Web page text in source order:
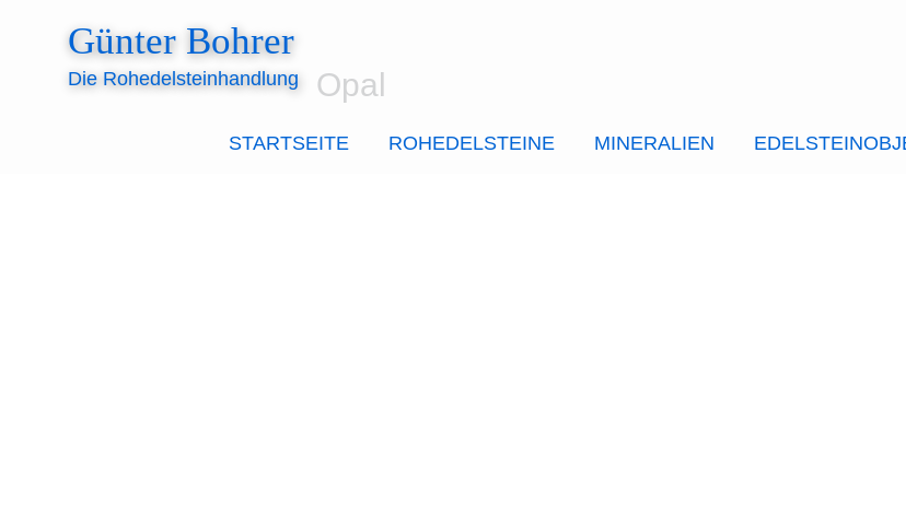
Günter Bohrer
Die Rohedelsteinhandlung
STARTSEITE ROHEDELSTEINE MINERALIEN
Opal